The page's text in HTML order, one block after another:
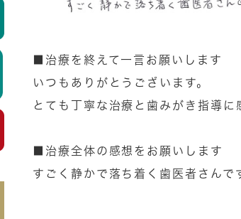
■治療を終えて一言お願いします
いつもありがとうございます。
とても丁寧な治療と歯みがき指導に
■治療全体の感想をお願いします
すごく静かで落ち着く歯医者さんで